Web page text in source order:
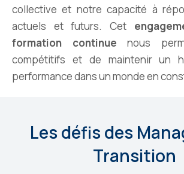
collective et notre capacité à
actuels et futurs. Cet
formation continue nous
compétitifs et de maintenir un
performance dans un monde en
Les défis des
Transition